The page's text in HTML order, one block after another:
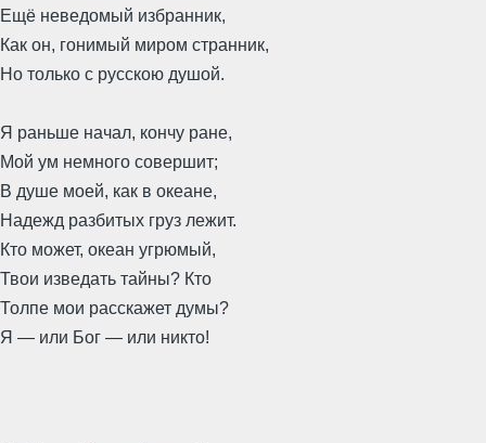
Ещё неведомый избранник,
Как он, гонимый миром странник,
Но только с русскою душой.
Я раньше начал, кончу ране,
Мой ум немного совершит;
В душе моей, как в океане,
Надежд разбитых груз лежит.
Кто может, океан угрюмый,
Твои изведать тайны? Кто
Толпе мои расскажет думы?
Я — или Бог — или никто!